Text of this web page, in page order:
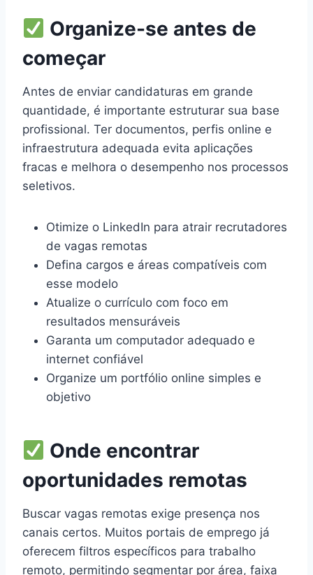
Organize-se antes de
começar
Antes de enviar candidaturas em grande
quantidade, é importante estruturar sua base
profissional. Ter documentos, perfis online e
infraestrutura adequada evita aplicações
fracas e melhora o desempenho nos processos
seletivos.
Otimize o LinkedIn para atrair recrutadores
de vagas remotas
Defina cargos e áreas compatíveis com
esse modelo
Atualize o currículo com foco em
resultados mensuráveis
Garanta um computador adequado e
internet confiável
Organize um portfólio online simples e
objetivo
Onde encontrar
oportunidades remotas
Buscar vagas remotas exige presença nos
canais certos. Muitos portais de emprego já
oferecem filtros específicos para trabalho
remoto, permitindo segmentar por área, faixa